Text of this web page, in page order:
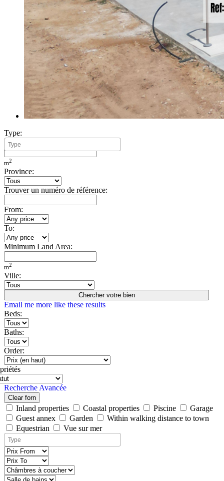
Type:
Minimum Build Area:
m2
Province:
Trouver un numéro de référence:
From:
To:
Minimum Land Area:
m2
Ville:
Chercher votre bien
Email me more like these results
Beds:
Baths:
Order:
Recherche Avancée
Clear forn
Inland properties Coastal properties Piscine
Garage
Guest annex
Garden
Within walking distance to town
Equestrian
Vue sur mer